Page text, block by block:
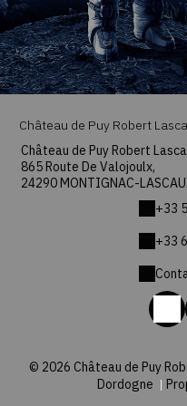
Château de Puy Robert
Château de Puy Robert
865 Route De Valojoulx,
24290 MONTIGNAC-
+33
+33
© 2026 Château de Puy
Dordogne |